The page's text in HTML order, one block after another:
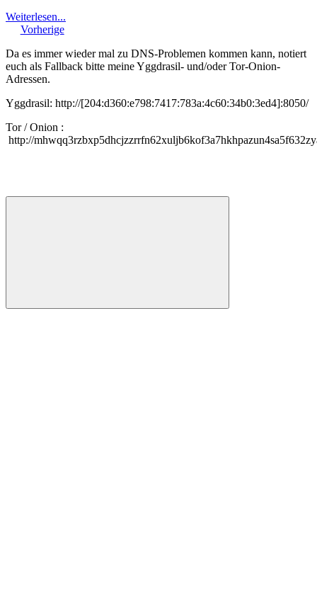
Weiterlesen...
Vorherige
Da es immer wieder mal zu DNS-Problemen kommen kann, notiert
euch als Fallback bitte meine Yggdrasil- und/oder Tor-Onion-
Adressen.
Yggdrasil: http://[204:d360:e798:7417:783a:4c60:34b0:3ed4]:8050/
Tor / Onion :
http://